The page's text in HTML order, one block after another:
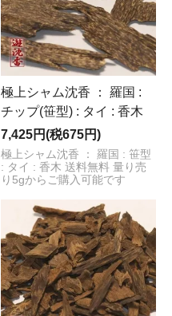
極上シャム沈香 ： 羅国 :
チップ(笹型) : タイ : 香木
7,425円(税675円)
極上シャム沈香 ： 羅国 : 笹型
: タイ : 香木 送料無料 量り売
り5gからご購入可能です